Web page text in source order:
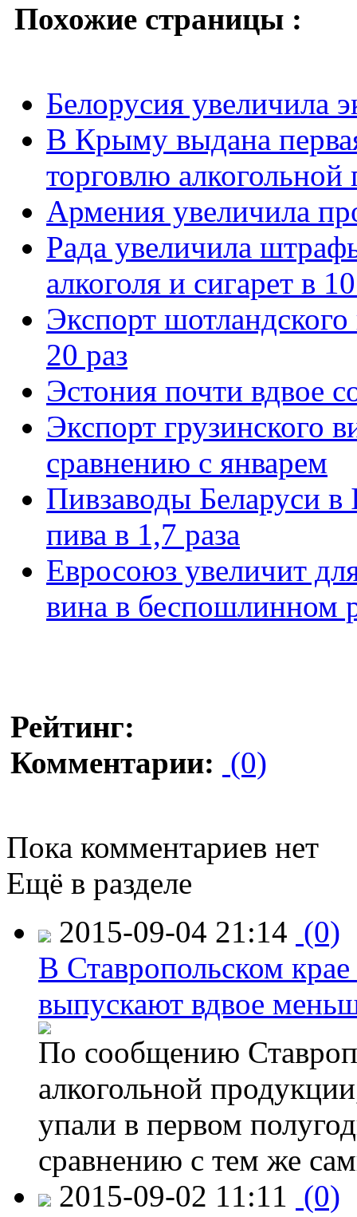
Похожие страницы :
Белорусия увеличила
В Крыму выдана
торговлю
Армения увеличила
Рада увеличила
алкоголя и сигарет в
Экспорт
20 раз
Эстония почти вдвое
Экспорт грузинского
сравнению с январем
Пивзаводы Беларуси в
пива в 1,7 раза
Евросоюз увеличит
вина в беспошлинном
Рейтинг:
Комментарии: (0)
Пока комментариев нет
Ещё в разделе
2015-09-04 21:14 (0)
В Ставропольском
выпускают вдвое
По сообщению
алкогольной
упали в первом
сравнению с тем же
2015-09-02 11:11 (0)